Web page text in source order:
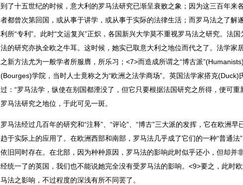
到了十五世纪的时候，意大利的罗马法研究已渐呈衰败之象；因为这三百年来
者都曾次第回国，或从事于讲学，或从事于实际的法律生活；而罗马法之了解
利所“专利”。此时“文运复兴”正炽，各国新兴大学莫不重视罗马法之研究。法
法的研究亦执全欧之牛耳。这时候，她实已取意大利之地位而代之了。法学家
之新方法尤为一般学者所服膺，所乐习；<7>而造成所谓之“博古派
(Bourges)学院，当时人士竟称之为“欧洲之法学商场”。英国法学家搭克(Duck)
过：“罗马法学，纵使在别国都湮没了，但它只要根据法国研究之所得，便可重
罗马法研究之地位，于此可见一斑。
罗马法经过几百年的研究和“注释”、“评论”、“博古”三大派的发挥，它在欧洲
趋于实际上的应用了。在欧洲西部和南部，罗马法几乎成了它们的一种“普通法
依旧同时存在。在北部，因为种种原因，罗马法的影响此时似乎还小，但却并
经统一了的英国，我们也不能说她完全没有受罗马法的影响。<9>要之，此时
马法之影响，不过程度的深浅有所不同罢了。